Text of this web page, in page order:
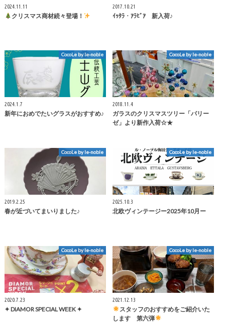
2024.11.11
クリスマス商材続々登場！
2017.10.21
ｲｯﾀﾗ・ｱﾗﾋﾞｱ 新入荷♪
CocoLe by le-noble
2024.1.7
新年におめでたいグラスがおすすめ♪
CocoLe by le-noble
2018.11.4
ガラスのクリスマスツリー「パリー
ゼ」より新作入荷☆★
CocoLe by le-noble
2019.2.25
春が近づいてまいりました♪
CocoLe by le-noble
2025.10.3
北欧ヴィンテージー2025年10月ー
CocoLe by le-noble
2020.7.23
✦ DIAMOR SPECIAL WEEK ✦
CocoLe by le-noble
2021.12.13
スタッフのおすすめをご紹介いた
します 第六弾